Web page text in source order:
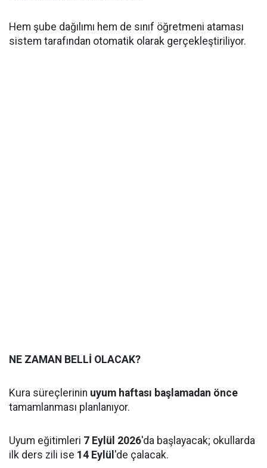
Hem şube dağılımı hem de sınıf öğretmeni ataması
sistem tarafından otomatik olarak gerçekleştiriliyor.
NE ZAMAN BELLİ OLACAK?
Kura süreçlerinin uyum haftası başlamadan önce
tamamlanması planlanıyor.
Uyum eğitimleri 7 Eylül 2026'da başlayacak; okullarda
ilk ders zili ise 14 Eylül 'de çalacak.